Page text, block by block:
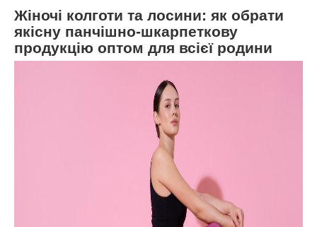
Жіночі колготи та лосини: як обрати
якісну панчішно-шкарпеткову
продукцію оптом для всієї родини